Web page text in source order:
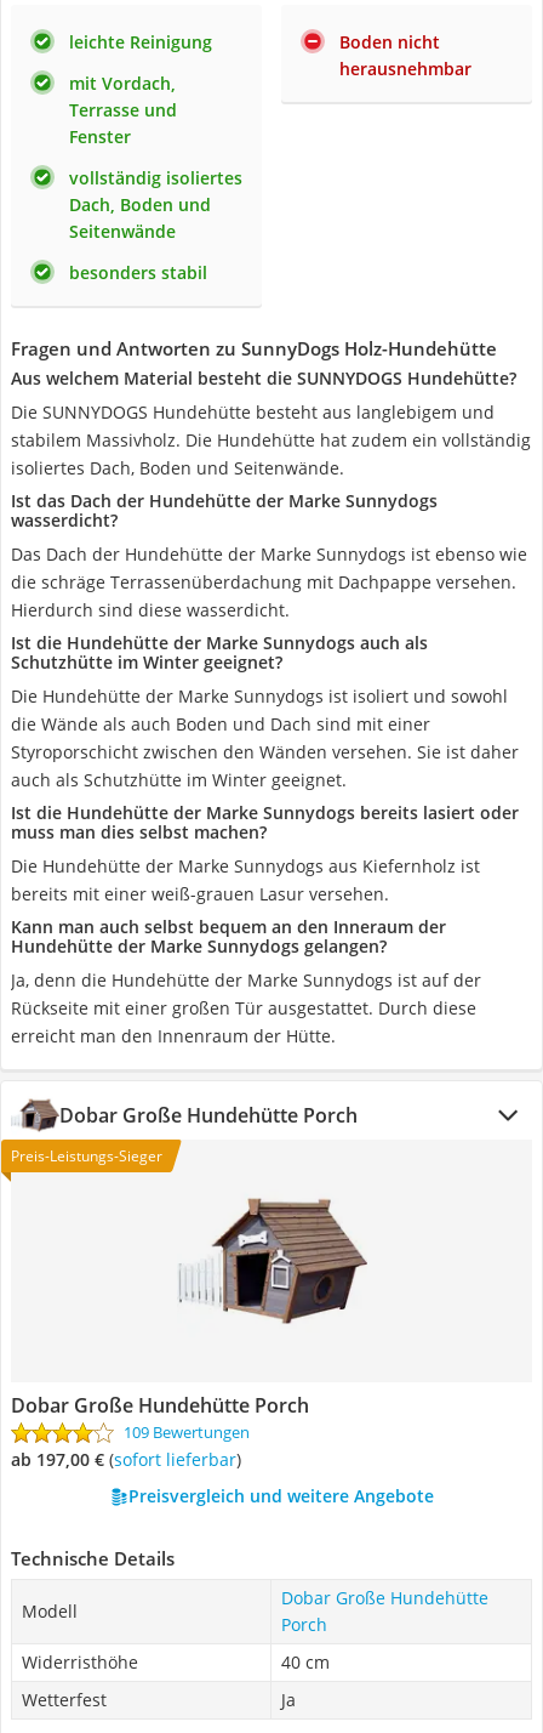
leichte Reinigung
mit Vordach,
Terrasse und
Fenster
vollständig isoliertes
Dach, Boden und
Seitenwände
besonders stabil
Boden nicht
herausnehmbar
Fragen und Antworten zu SunnyDogs Holz-Hundehütte
Aus welchem Material besteht die SUNNYDOGS Hundehütte?
Die SUNNYDOGS Hundehütte besteht aus langlebigem und
stabilem Massivholz. Die Hundehütte hat zudem ein vollständig
isoliertes Dach, Boden und Seitenwände.
Ist das Dach der Hundehütte der Marke Sunnydogs
wasserdicht?
Das Dach der Hundehütte der Marke Sunnydogs ist ebenso wie
die schräge Terrassenüberdachung mit Dachpappe versehen.
Hierdurch sind diese wasserdicht.
Ist die Hundehütte der Marke Sunnydogs auch als
Schutzhütte im Winter geeignet?
Die Hundehütte der Marke Sunnydogs ist isoliert und sowohl
die Wände als auch Boden und Dach sind mit einer
Styroporschicht zwischen den Wänden versehen. Sie ist daher
auch als Schutzhütte im Winter geeignet.
Ist die Hundehütte der Marke Sunnydogs bereits lasiert oder
muss man dies selbst machen?
Die Hundehütte der Marke Sunnydogs aus Kiefernholz ist
bereits mit einer weiß-grauen Lasur versehen.
Kann man auch selbst bequem an den Inneraum der
Hundehütte der Marke Sunnydogs gelangen?
Ja, denn die Hundehütte der Marke Sunnydogs ist auf der
Rückseite mit einer großen Tür ausgestattet. Durch diese
erreicht man den Innenraum der Hütte.
Dobar Große Hundehütte Porch
Preis-Leistungs-Sieger
Dobar Große Hundehütte Porch
109 Bewertungen
ab 197,00 € ( Sofort lieferbar)
Preisvergleich und weitere Angebote
Technische Details
Modell
Dobar Große Hundehütte
Porch
Widerristhöhe
40 cm
Wetterfest
Ja